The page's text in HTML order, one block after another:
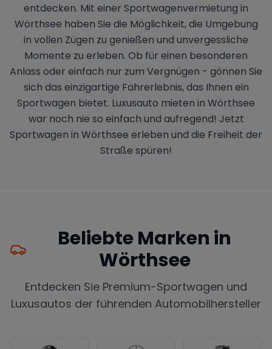
entdecken. Mit einer Sportwagenvermietung in
Wörthsee haben Sie die Möglichkeit, die Umgebung
in vollen Zügen zu genießen und unvergessliche
Momente zu erleben. Ob für einen besonderen
Anlass oder einfach nur zum Vergnügen - gönnen Sie
sich das einzigartige Fahrerlebnis, das Ihnen ein
Sportwagen bietet. Luxusauto mieten in Wörthsee
war noch nie so einfach und aufregend! Jetzt
Sportwagen in Wörthsee erleben und die Freiheit der
Straße spüren!
Beliebte Marken in
Wörthsee
Entdecken Sie Premium-Sportwagen und
Luxusautos der führenden Automobilhersteller